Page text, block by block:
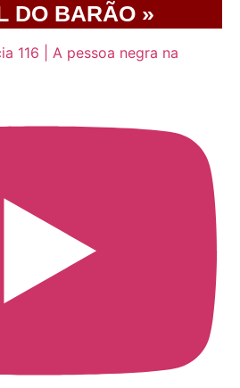
DO BARÃO »
116 | A pessoa negra na